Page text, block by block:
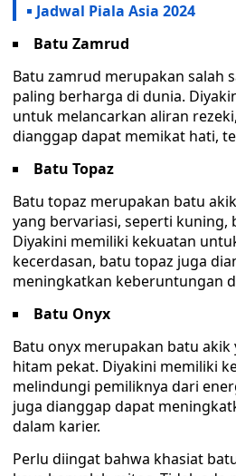
Jadwal Piala Asia 2024
Batu Zamrud
Batu zamrud merupakan salah
paling berharga di dunia.
untuk melancarkan aliran
dianggap dapat memikat hati,
Batu Topaz
Batu topaz merupakan batu
yang bervariasi, seperti kuning,
Diyakini memiliki kekuatan
kecerdasan, batu topaz juga
meningkatkan keberuntungan
Batu Onyx
Batu onyx merupakan batu
hitam pekat. Diyakini memiliki
melindungi pemiliknya dari
juga dianggap dapat
dalam karier.
Perlu diingat bahwa khasiat